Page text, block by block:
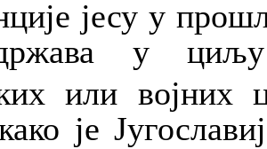
јесу у
у циљу
или војних
је